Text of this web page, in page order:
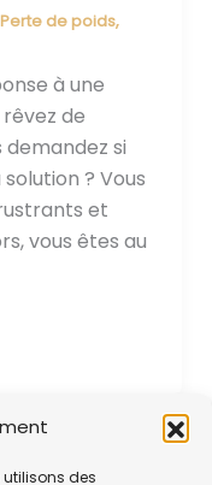
utilisons des
de poids,
à une
de
si
? Vous
et
vous êtes au